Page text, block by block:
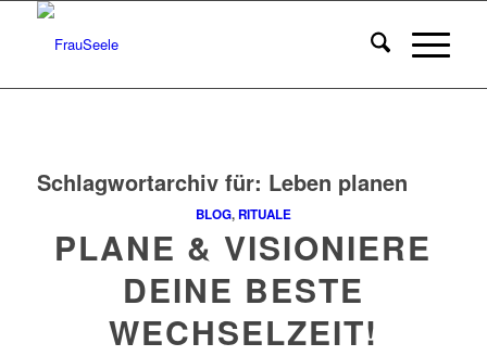
Schlagwortarchiv für: Leben planen
BLOG, RITUALE
PLANE & VISIONIERE
DEINE BESTE
WECHSELZEIT!